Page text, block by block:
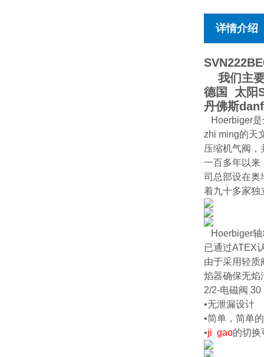
详情介绍
我们主要
德国 太阳
丹佛斯
Hoerbiger
zhi ming的天
压缩机气阀
一百多年以来
司总部设在奥
着九十多家独
Hoerbiger
已通过ATEX
由于采用轻质
焰器确保无焰
2/2-电磁阀 30
•无泄漏设计
•简单，简单
•ji gao的切换